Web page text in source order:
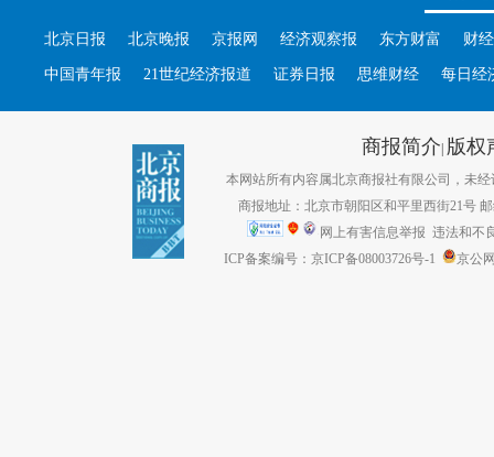
北京日报 北京晚报 京报网 经济观察报 东方财富 财
中国青年报 21世纪经济报道 证券日报 思维财经 每日经
商报简介| 版权
本网站所有内容属北京商报社有限公司，未经
商报地址：北京市朝阳区和平里西街21号
网上有害信息举报 违法和不
ICP备案编号：京ICP备08003726号-1
京公